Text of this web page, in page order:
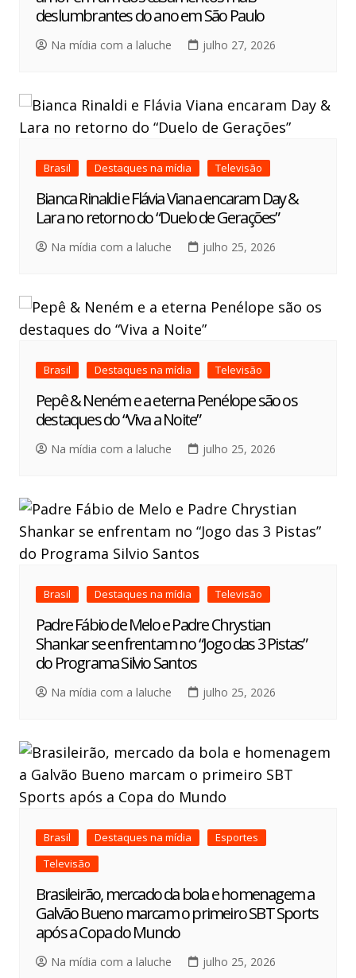
deslumbrantes do ano em São Paulo
Na mídia com a laluche julho 27, 2026
Brasil Destaques na mídia Televisão
Bianca Rinaldi e Flávia Viana encaram Day &
Lara no retorno do “Duelo de Gerações”
Na mídia com a laluche julho 25, 2026
Brasil Destaques na mídia Televisão
Pepê & Neném e a eterna Penélope são os
destaques do “Viva a Noite”
Na mídia com a laluche julho 25, 2026
Brasil Destaques na mídia Televisão
Padre Fábio de Melo e Padre Chrystian
Shankar se enfrentam no “Jogo das 3 Pistas”
do Programa Silvio Santos
Na mídia com a laluche julho 25, 2026
Brasil Destaques na mídia
Esportes
Televisão
Brasileirão, mercado da bola e homenagem a
Galvão Bueno marcam o primeiro SBT Sports
após a Copa do Mundo
Na mídia com a laluche julho 25, 2026